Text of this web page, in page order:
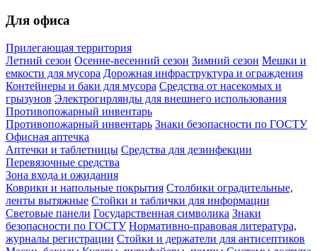
Для офиса
Прилегающая территория
Летний сезон Осенне-весенний сезон Зимний сезон Мешки и
емкости для мусора Дорожная инфраструктура и ограждения
Контейнеры и баки для мусора Средства от насекомых и
грызунов Электрогирлянды для внешнего использования
Противопожарный инвентарь
Противопожарный инвентарь Знаки безопасности по ГОСТУ
Офисная аптечка
Аптечки и таблетницы Средства для дезинфекции
Перевязочные средства
Зона входа и ожидания
Коврики и напольные покрытия Столбики оградительные,
ленты вытяжные Стойки и таблички для информации
Световые панели Государственная символика Знаки
безопасности по ГОСТУ Нормативно-правовая литература,
журналы регистрации Стойки и держатели для антисептиков